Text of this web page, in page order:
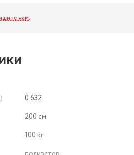
нам.
0.632
200 см
100 кг